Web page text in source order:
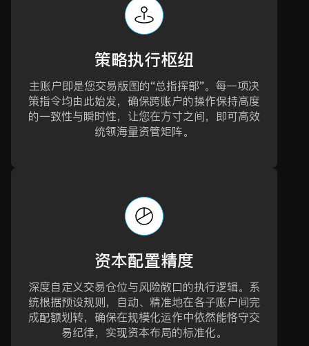
策略执行枢纽
主账户即是您交易版图的“总指挥部”。每一项决
策指令均由此始发，确保跨账户的操作保持高度
的一致性与瞬时性，让您在方寸之间，即可高效
统领海量资管矩阵。
资本配置精度
深度自定义交易仓位与风险敞口的执行逻辑。系
统根据预设规则，自动、精准地在各子账户间完
成配额划转，确保在规模化运作中依然能恪守交
易纪律，实现资本布局的标准化。